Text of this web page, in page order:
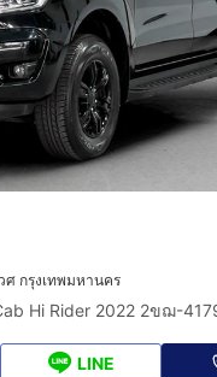
ศ กรุงเทพมหานคร
Hi Rider 2022 2ขฌ-
LINE